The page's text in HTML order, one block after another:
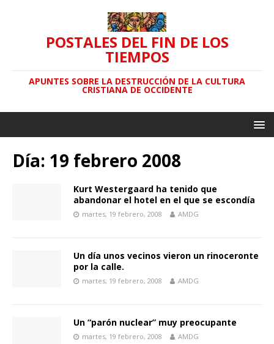
POSTALES DEL FIN DE LOS
TIEMPOS
APUNTES SOBRE LA DESTRUCCIÓN DE LA CULTURA
CRISTIANA DE OCCIDENTE
Día: 19 febrero 2008
Kurt Westergaard ha tenido que
abandonar el hotel en el que se escondía
martes, 19 febrero, 2008 AMDG
Un día unos vecinos vieron un rinoceronte
por la calle.
martes, 19 febrero, 2008 AMDG
Un “parón nuclear” muy preocupante
martes, 19 febrero, 2008 AMDG